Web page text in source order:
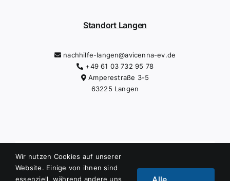
Standort Langen
nachhilfe-langen@avicenna-ev.de
+49 61 03 732 95 78
Amperestraße 3-5
63225 Langen
Datenschutzerklärung
Wir nutzen Cookies auf unserer
Website. Einige von ihnen sind
essenziell, während andere uns